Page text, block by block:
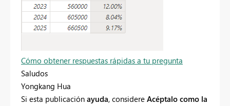
Cómo obtener respuestas rápidas a tu pregunta
Saludos
Yongkang Hua
Si esta publicación ayuda, considere Acéptalo como la